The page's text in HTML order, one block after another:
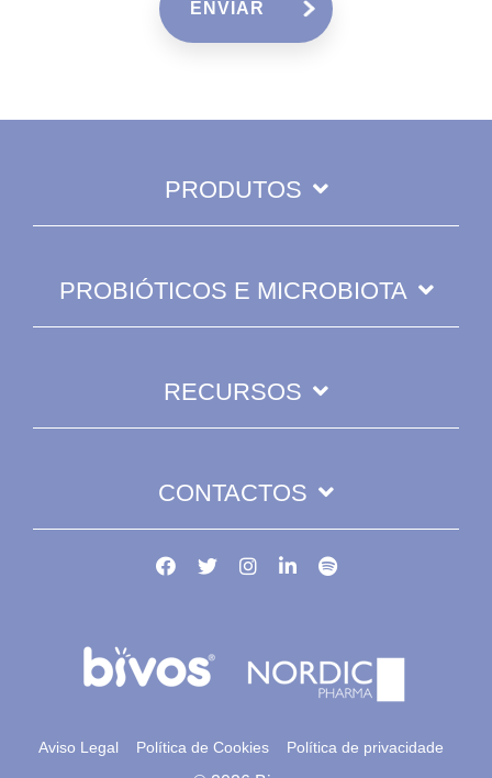
PRODUTOS
PROBIÓTICOS E MICROBIOTA
RECURSOS
CONTACTOS
Aviso Legal Política de Cookies Política de privacidade